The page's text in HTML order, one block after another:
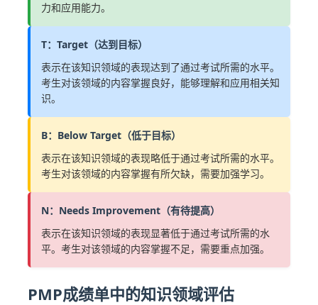
力和应用能力。
T：Target（达到目标）
表示在该知识领域的表现达到了通过考试所需的水平。
考生对该领域的内容掌握良好，能够理解和应用相关知
识。
B：Below Target（低于目标）
表示在该知识领域的表现略低于通过考试所需的水平。
考生对该领域的内容掌握有所欠缺，需要加强学习。
N：Needs Improvement（有待提高）
表示在该知识领域的表现显著低于通过考试所需的水
平。考生对该领域的内容掌握不足，需要重点加强。
PMP成绩单中的知识领域评估